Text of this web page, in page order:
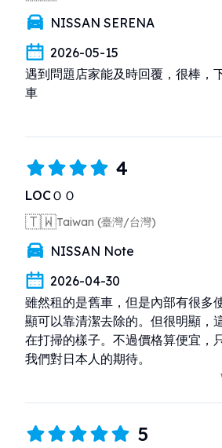
NISSAN SERENA
2026-05-15
遇到問題店家能及時回覆，很棒，
車
4
LOCＯＯ
🇹🇼Taiwan (臺灣/台灣)
NISSAN Note
2026-04-30
雖然租的是舊車，但是內部有很多
顯可以靠清潔去除的。但很明顯，
在打掃的樣子。不過價格算便宜，
我們對日本人的期待。
5